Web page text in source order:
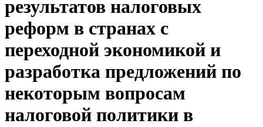
результатов налоговых
реформ в странах с
переходной экономикой и
разработка предложений по
некоторым вопросам
налоговой политики в